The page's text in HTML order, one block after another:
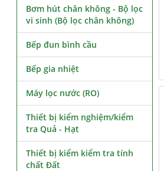
Bơm hút chân không - Bộ lọc
vi sinh (Bộ lọc chân không)
Bếp đun bình cầu
Bếp gia nhiệt
Máy lọc nước (RO)
Thiết bị kiểm nghiệm/kiểm
tra Quả - Hạt
Thiết bị kiểm kiểm tra tính
chất Đất